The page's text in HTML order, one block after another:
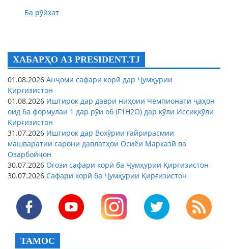
Ба рӯйхат
ХАБАРҲО АЗ PRESIDENT.TJ
01.08.2026 Анҷоми сафари корӣ дар Ҷумҳурии
Қирғизистон
01.08.2026 Иштирок дар даври ниҳоии Чемпионати ҷаҳон
оид ба формулаи 1 дар рӯи об (F1H2O) дар кӯли Иссиқкӯли
Қирғизистон
31.07.2026 Иштирок дар Вохӯрии ғайрирасмии
машваратии сарони давлатҳои Осиёи Марказӣ ва
Озарбойҷон
30.07.2026 Оғози сафари корӣ ба Ҷумҳурии Қирғизистон
30.07.2026 Сафари корӣ ба Ҷумҳурии Қирғизистон
ТАМОС